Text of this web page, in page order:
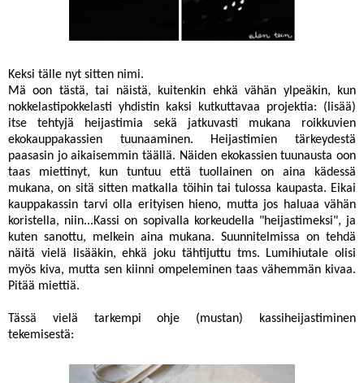
Keksi tälle nyt sitten nimi.
Mä oon tästä, tai näistä, kuitenkin ehkä vähän ylpeäkin, kun
nokkelastipokkelasti yhdistin kaksi kutkuttavaa projektia: (lisää)
itse tehtyjä heijastimia sekä jatkuvasti mukana roikkuvien
ekokauppakassien tuunaaminen. Heijastimien tärkeydestä
paasasin jo aikaisemmintäällä. Näiden ekokassien tuunausta oon
taas miettinyt, kun tuntuu että tuollainen on aina kädessä
mukana, on sitä sitten matkalla töihin tai tulossa kaupasta. Eikai
kauppakassin tarvi olla erityisen hieno, mutta jos haluaa vähän
koristella, niin...Kassi on sopivalla korkeudella "heijastimeksi", ja
kuten sanottu, melkein aina mukana. Suunnitelmissa on tehdä
näitä vielä lisääkin, ehkä joku tähtijuttu tms. Lumihiutale olisi
myös kiva, mutta sen kiinni ompeleminen taas vähemmän kivaa.
Pitää miettiä.
Tässä vielä tarkempi ohje (mustan) kassiheijastiminen
tekemisestä: